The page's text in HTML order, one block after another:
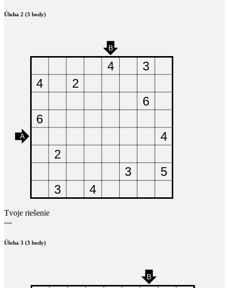
Úloha 2 (3 body)
Tvoje riešenie
---
Úloha 3 (3 body)